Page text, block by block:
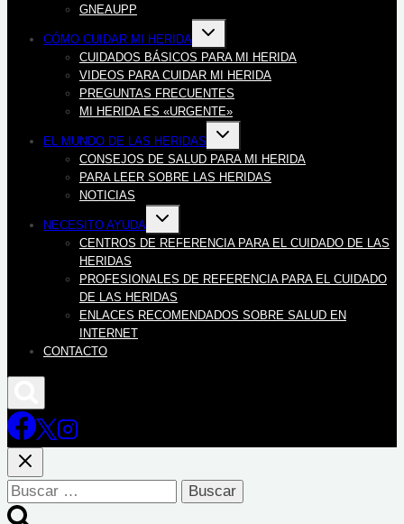
GNEAUPP
CÓMO CUIDAR MI HERIDA
Alternar
hijo
CUIDADOS BÁSICOS PARA MI HERIDA
VIDEOS PARA CUIDAR MI HERIDA
PREGUNTAS FRECUENTES
MI HERIDA ES «URGENTE»
EL MUNDO DE LAS HERIDAS
Alternar
hijo
CONSEJOS DE SALUD PARA MI HERIDA
PARA LEER SOBRE LAS HERIDAS
NOTICIAS
NECESITO AYUDA
Alternar
hijo
CENTROS DE REFERENCIA PARA EL CUIDADO DE LAS
HERIDAS
PROFESIONALES DE REFERENCIA PARA EL CUIDADO
DE LAS HERIDAS
ENLACES RECOMENDADOS SOBRE SALUD EN
INTERNET
CONTACTO
Buscar: